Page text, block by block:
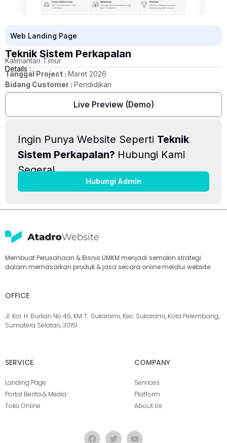
Web Landing Page
Teknik Sistem Perkapalan
Kalimantan Timur
Details :
Tanggal Project : Maret 2026
Bidang Customer : Pendidikan
Live Preview (Demo)
Ingin Punya Website Seperti Teknik
Sistem Perkapalan? Hubungi Kami
Segera!
Hubungi Admin
Membuat Perusahaan & Bisnis UMKM menjadi semakin strategi
dalam memasarkan produk & jasa secara online melalui website
OFFICE
Jl. Kol. H. Burlian No 45, KM 7, Sukarami, Kec. Sukarami, Kota Pelembang,
Sumatera Selatan, 30151
SERVICE
Landing Page
Portal Berita & Media
Toko Online
COMPANY
Services
Platform
About Us